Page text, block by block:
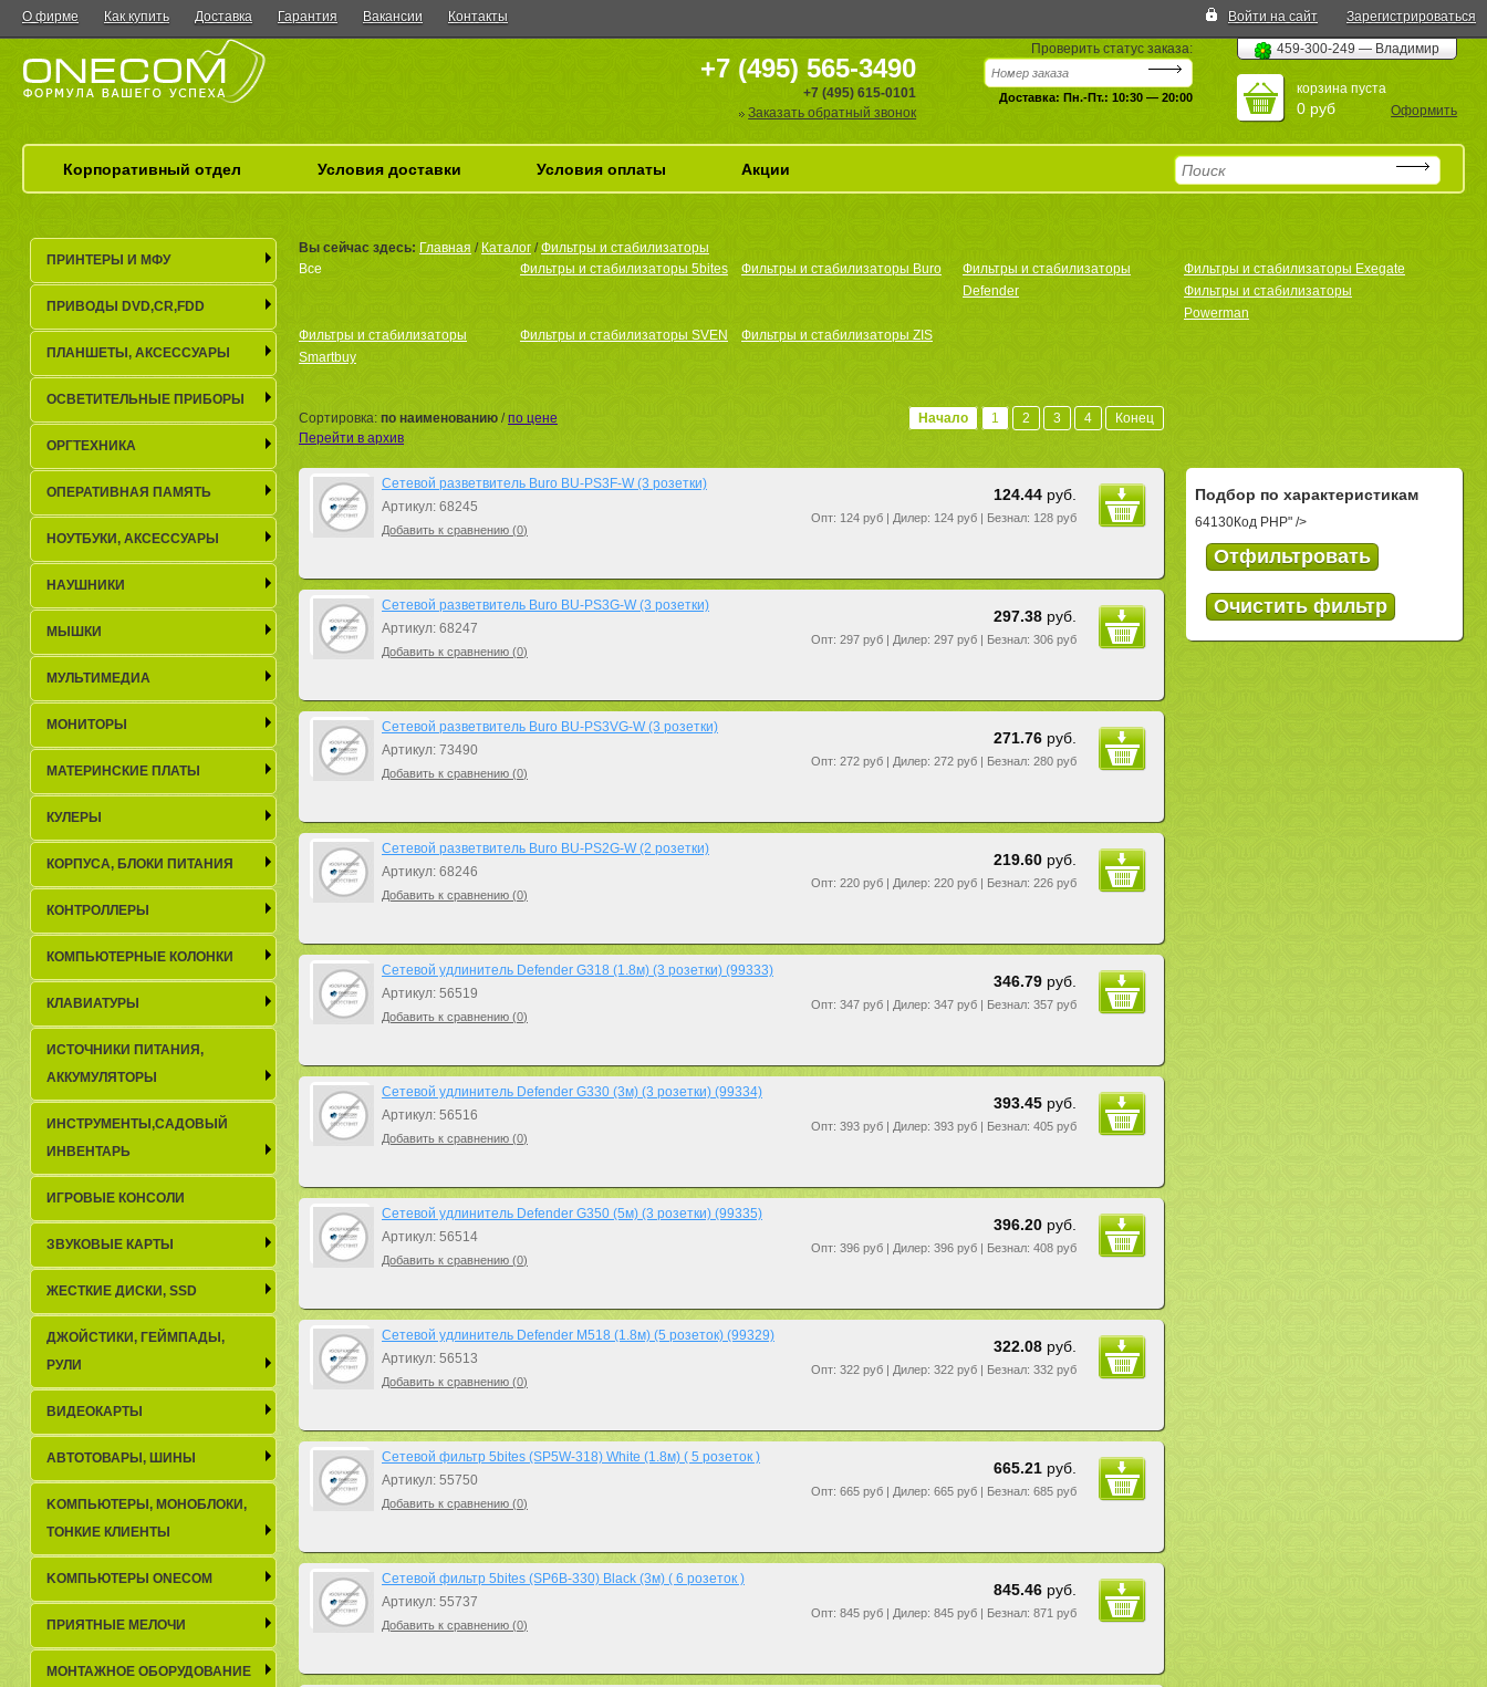
О фирме Как купить Доставка Гарантия Вакансии Контакты Войти на сайт Зарегистрироваться
+7 (495) 565-3490
+7 (495) 615-0101
Заказать обратный звонок
Проверить статус заказа:
Доставка: Пн.-Пт.: 10:30 — 20:00
459-300-249 — Владимир
корзина пуста
0 руб Оформить
Корпоративный отдел Условия доставки Условия оплаты Акции
Вы сейчас здесь: Главная / Каталог /Фильтры и стабилизаторы
Все
Фильтры и стабилизаторы 5bites Фильтры и стабилизаторы Buro
Фильтры и стабилизаторы
Defender
Фильтры и стабилизаторы Exegate
Фильтры и стабилизаторы
Powerman
Фильтры и стабилизаторы
Smartbuy
Фильтры и стабилизаторы SVEN Фильтры и стабилизаторы ZIS
Начало 1 2 3 4 Конец
Сортировка: по наименованию /по цене
Перейти в архив
Сетевой разветвитель Buro BU-PS3F-W (3 розетки)
Артикул: 68245
Добавить к сравнению (0)
124.44 руб.
Опт: 124 руб | Дилер: 124 руб | Безнал: 128 руб
Сетевой разветвитель Buro BU-PS3G-W (3 розетки)
Артикул: 68247
Добавить к сравнению (0)
297.38 руб.
Опт: 297 руб | Дилер: 297 руб | Безнал: 306 руб
Сетевой разветвитель Buro BU-PS3VG-W (3 розетки)
Артикул: 73490
Добавить к сравнению (0)
271.76 руб.
Опт: 272 руб | Дилер: 272 руб | Безнал: 280 руб
Сетевой разветвитель Buro BU-PS2G-W (2 розетки)
Артикул: 68246
Добавить к сравнению (0)
219.60 руб.
Опт: 220 руб | Дилер: 220 руб | Безнал: 226 руб
Сетевой удлинитель Defender G318 (1.8м) (3 розетки) (99333)
Артикул: 56519
Добавить к сравнению (0)
346.79 руб.
Опт: 347 руб | Дилер: 347 руб | Безнал: 357 руб
Сетевой удлинитель Defender G330 (3м) (3 розетки) (99334)
Артикул: 56516
Добавить к сравнению (0)
393.45 руб.
Опт: 393 руб | Дилер: 393 руб | Безнал: 405 руб
Сетевой удлинитель Defender G350 (5м) (3 розетки) (99335)
Артикул: 56514
Добавить к сравнению (0)
396.20 руб.
Опт: 396 руб | Дилер: 396 руб | Безнал: 408 руб
Сетевой удлинитель Defender M518 (1.8м) (5 розеток) (99329)
Артикул: 56513
Добавить к сравнению (0)
322.08 руб.
Опт: 322 руб | Дилер: 322 руб | Безнал: 332 руб
Сетевой фильтр 5bites (SP5W-318) White (1.8м) ( 5 розеток )
Артикул: 55750
Добавить к сравнению (0)
665.21 руб.
Опт: 665 руб | Дилер: 665 руб | Безнал: 685 руб
Сетевой фильтр 5bites (SP6B-330) Black (3м) ( 6 розеток )
Артикул: 55737
Добавить к сравнению (0)
845.46 руб.
Опт: 845 руб | Дилер: 845 руб | Безнал: 871 руб
Подбор по характеристикам
64130Код PHP" />
ПРИНТЕРЫ И МФУ
ПРИВОДЫ DVD,CR,FDD
ПЛАНШЕТЫ, АКСЕСCУАРЫ
ОСВЕТИТЕЛЬНЫЕ ПРИБОРЫ
ОРГТЕХНИКА
ОПЕРАТИВНАЯ ПАМЯТЬ
НОУТБУКИ, АКСЕСCУАРЫ
НАУШНИКИ
МЫШКИ
МУЛЬТИМЕДИА
МОНИТОРЫ
МАТЕРИНСКИЕ ПЛАТЫ
КУЛЕРЫ
КОРПУСА, БЛОКИ ПИТАНИЯ
КОНТРОЛЛЕРЫ
КОМПЬЮТЕРНЫЕ КОЛОНКИ
КЛАВИАТУРЫ
ИСТОЧНИКИ ПИТАНИЯ,
АККУМУЛЯТОРЫ
ИНСТРУМЕНТЫ,САДОВЫЙ
ИНВЕНТАРЬ
ИГРОВЫЕ КОНСОЛИ
ЗВУКОВЫЕ КАРТЫ
ЖЕСТКИЕ ДИСКИ, SSD
ДЖОЙСТИКИ, ГЕЙМПАДЫ,
РУЛИ
ВИДЕОКАРТЫ
АВТОТОВАРЫ, ШИНЫ
KОМПЬЮТЕРЫ, МОНОБЛОКИ,
ТОНКИЕ КЛИЕНТЫ
KОМПЬЮТЕРЫ ONECOM
ПРИЯТНЫЕ МЕЛОЧИ
МОНТАЖНОЕ ОБОРУДОВАНИЕ